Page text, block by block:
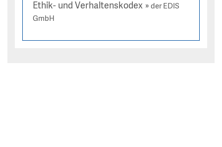
Ethik- und Verhaltenskodex
der EDIS
GmbH